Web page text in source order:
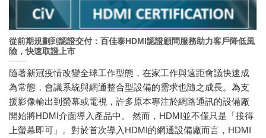
從前期規劃到認證交付：百佳泰HDMI認證顧問服務助力客戶降低風
險，快速取證上市
隨著新冠疫情改變全球工作型態，在家工作與遠距會議快速成
為常態，會議系統與網通整合型設備的需求也隨之成長。為支
援影像輸出到螢幕或電視，許多原本專注於網路通訊的設備廠
開始將HDMI介面導入產品中。 然而，HDMI並不僅只是「接得
上螢幕即可」。對於首次導入HDMI的網通設備廠而言，HDMI